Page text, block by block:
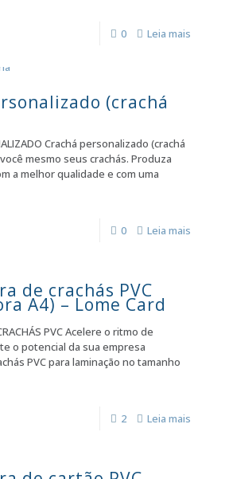
0 Leia mais
(crachá
Crachá personalizado (crachá
mesmo seus crachás. Produza
a melhor qualidade e com uma
0 Leia mais
de crachás PVC
A4) – Lome Card
PVC Acelere o ritmo de
o potencial da sua empresa
PVC para laminação no tamanho
2 Leia mais